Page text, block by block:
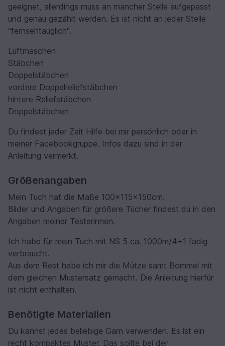
geeignet, allerdings muss an mancher Stelle aufgepasst
und genau gezählt werden. Es ist nicht an jeder Stelle
"fernsehtauglich".
Luftmaschen
Stäbchen
Doppelstäbchen
vordere Doppelreliefstäbchen
hintere Reliefstäbchen
Doppelstäbchen
Du findest jeder Zeit Hilfe bei mir persönlich oder in
meiner Facebookgruppe. Infos dazu sind in der
Anleitung vermerkt.
Größenangaben
Mein Tuch hat die Maße 100x115x150cm.
Bilder und Angaben für größere Tücher findest du in den
Angaben meiner Testerinnen.
Ich habe für mein Tuch mit NS 5 ca. 1000m/4+1 fadig
verbraucht.
Aus dem Rest habe ich mir die Mütze samt Bommel mit
dem gleichen Mustersatz gemacht. Die Anleitung hierfür
ist nicht enthalten.
Benötigte Materialien
Du kannst jedes beliebige Garn verwenden. Es ist ein
recht kompaktes Muster. Das sollte bei der